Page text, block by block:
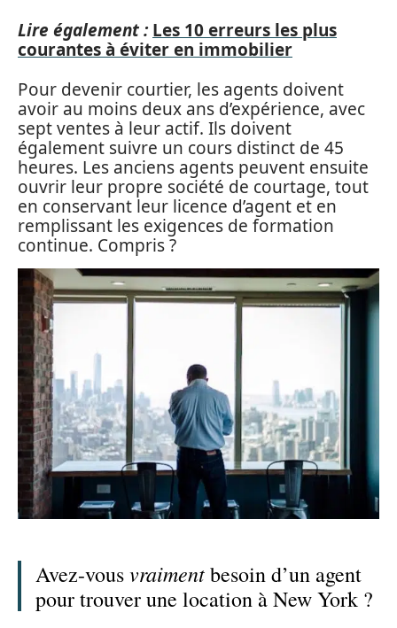
Lire également : Les 10 erreurs les plus
courantes à éviter en immobilier
Pour devenir courtier, les agents doivent
avoir au moins deux ans d’expérience, avec
sept ventes à leur actif. Ils doivent
également suivre un cours distinct de 45
heures. Les anciens agents peuvent ensuite
ouvrir leur propre société de courtage, tout
en conservant leur licence d’agent et en
remplissant les exigences de formation
continue. Compris ?
Avez-vousvraimentbesoin d’un agent
pour trouver une location à New York ?